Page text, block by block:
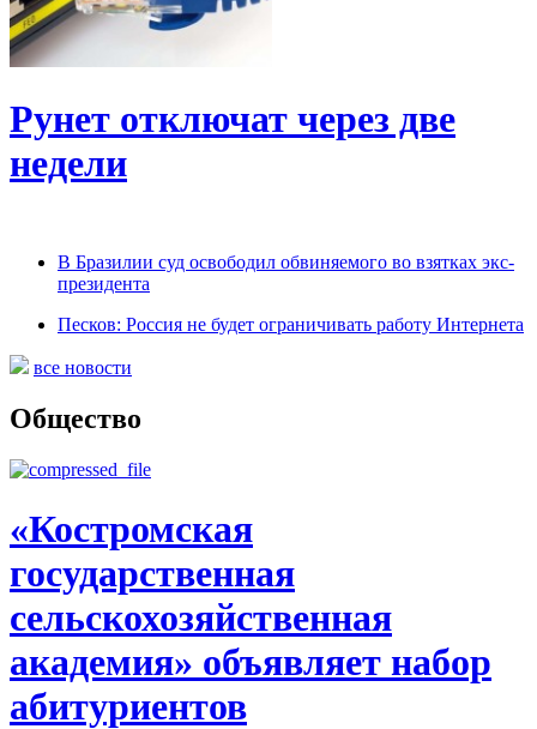
Рунет отключат через две
недели
В Бразилии суд освободил обвиняемого во взятках экс-
президента
Песков: Россия не будет ограничивать работу Интернета
все новости
Общество
«Костромская
государственная
сельскохозяйственная
академия» объявляет набор
абитуриентов